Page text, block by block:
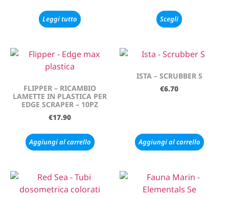
Leggi tutto Scegli
FLIPPER – RICAMBIO
LAMETTE IN PLASTICA PER
EDGE SCRAPER – 10PZ
€17.90
Aggiungi al carrello
ISTA – SCRUBBER S
€6.70
Aggiungi al carrello